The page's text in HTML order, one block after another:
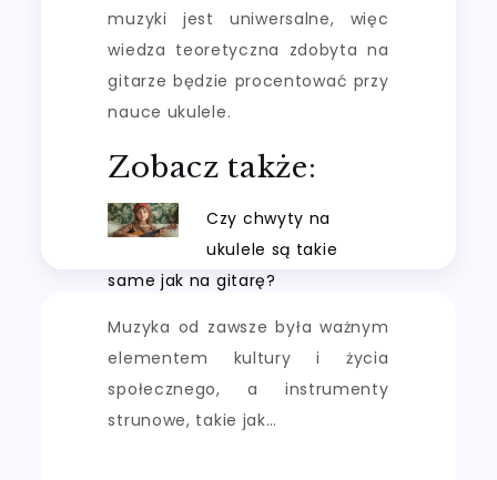
muzyki jest uniwersalne, więc
wiedza teoretyczna zdobyta na
gitarze będzie procentować przy
nauce ukulele.
Zobacz także:
Czy chwyty na
ukulele są takie
same jak na gitarę?
Muzyka od zawsze była ważnym
elementem kultury i życia
społecznego, a instrumenty
strunowe, takie jak…